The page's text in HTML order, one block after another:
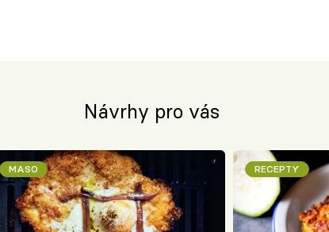
Návrhy pro vás
MASO RECEPTY